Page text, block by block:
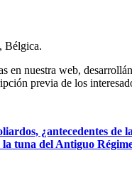
Bélgica.
en nuestra web,
previa de los
¿antecedentes de
la tuna del Antiguo